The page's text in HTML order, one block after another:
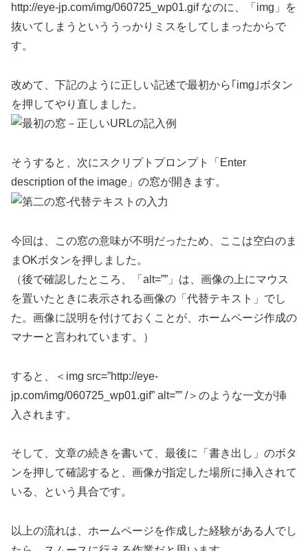
http://eye-jp.com/img/060725_wp01.gif なのに、「img」を
抜いてしまうといううっかりミスをしてしまったからで
す。
改めて、下記のように正しい記述で最初から｢img｣ボタン
を押してやり直しました。
そうすると、次にスクリプトプロンプト「Enter
description of the image」の窓が開きます。
今回は、この窓の意味が不明だったため、ここは空白のま
まOKボタンを押しました。
（後で確認したところ、「alt=””」は、画像の上にマウス
を置いたときに表示される画像の「代替テキスト」でし
た。画像に説明を付けておくことが、ホームページ作成の
マナーと言われています。）
すると、＜img src=”http://eye-
jp.com/img/060725_wp01.gif” alt=”” /＞のような一文が挿
入されます。
そして、文章の続きを書いて、最後に「書き出し」のボタ
ンを押して確認すると、画像が指定した場所に挿入されて
いる、という具合です。
以上の流れは、ホームページを作成した経験がある人でし